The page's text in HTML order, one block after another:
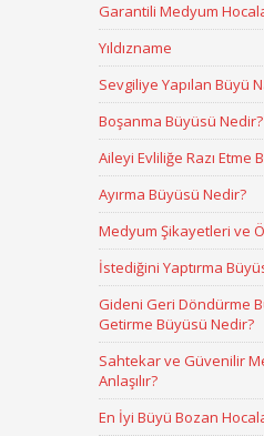
Garantili Medyum
Yıldızname
Sevgiliye Yapılan Büyü
Boşanma Büyüsü Nedir?
Aileyi Evliliğe Razı Etme
Ayırma Büyüsü Nedir?
Medyum Şikayetleri ve
İstediğini Yaptırma
Gideni Geri Döndürme
Getirme Büyüsü Nedir?
Sahtekar ve Güvenilir
Anlaşılır?
En İyi Büyü Bozan